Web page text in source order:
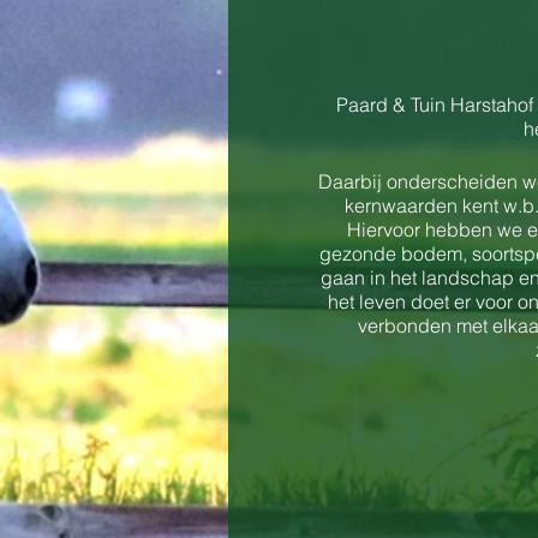
Paard & Tuin
Daarbij onderscheiden
kernwaarden kent
Hiervoor hebben we
gezonde bodem,
gaan in het landschap
het leven doet er voor
verbonden met
kennismaken met
Je kunt deze dag
workshops